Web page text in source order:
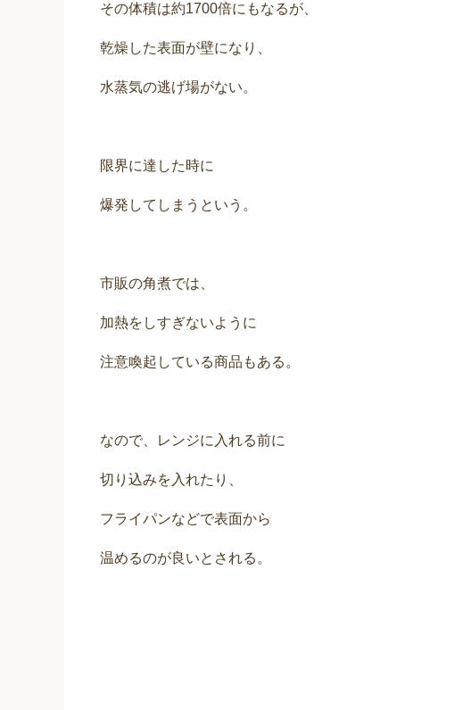
その体積は約1700倍にもなるが、
乾燥した表面が壁になり、
水蒸気の逃げ場がない。
限界に達した時に
爆発してしまうという。
市販の角煮では、
加熱をしすぎないように
注意喚起している商品もある。
なので、レンジに入れる前に
切り込みを入れたり、
フライパンなどで表面から
温めるのが良いとされる。